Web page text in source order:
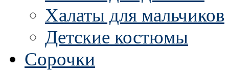
Халаты для мальчиков
Детские костюмы
Сорочки